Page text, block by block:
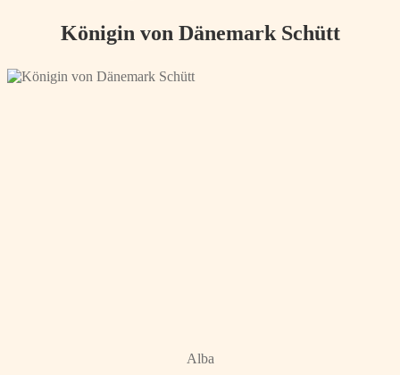
Königin von Dänemark Schütt
Alba